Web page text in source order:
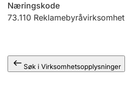
Offentlig sektor
Næringskode
73.110 Reklamebyråvirksomhet
Søk i Virksomhetsopplysninger